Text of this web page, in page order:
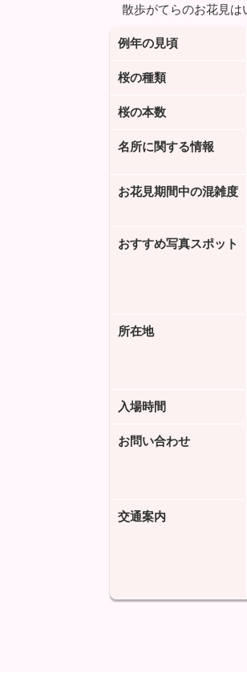
散歩がてらのお花見は
例年の見頃
桜の種類
桜の本数
名所に関する情報
お花見期間中の混雑度
おすすめ写真スポット
所在地
入場時間
お問い合わせ
交通案内